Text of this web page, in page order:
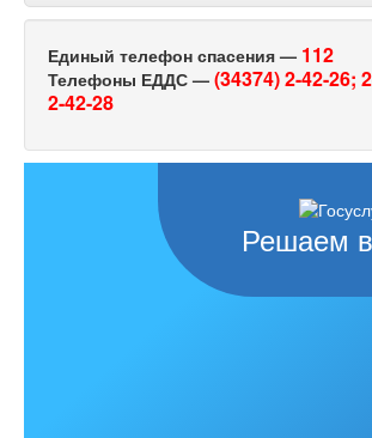
Единый телефон спасения — 112
Телефоны ЕДДС — (34374) 2-42-26;
2-42-28
Решаем